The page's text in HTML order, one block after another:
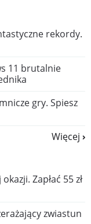
rekordy.
11 brutalnie
gry. Spiesz
Więcej
Zapłać 55 zł
zwiastun